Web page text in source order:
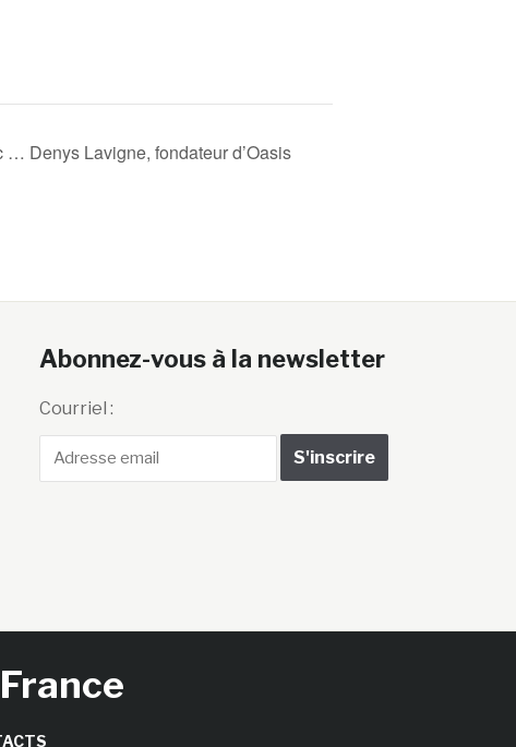
Denys Lavigne, fondateur d’Oasis
Abonnez-vous à la newsletter
Courriel :